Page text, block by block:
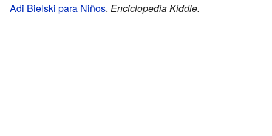
Adi Bielski para Niños. Enciclopedia Kiddle.